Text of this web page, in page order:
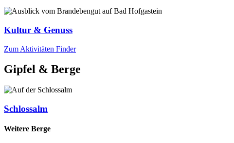
Kultur & Genuss
Zum Aktivitäten Finder
Gipfel & Berge
Schlossalm
Weitere Berge